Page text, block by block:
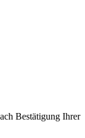
Bestätigung Ihrer